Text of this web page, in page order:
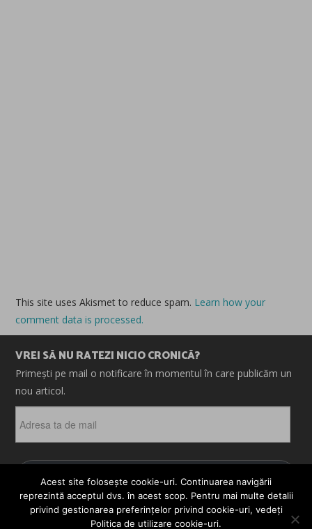
This site uses Akismet to reduce spam. Learn how your
comment data is processed.
VREI SĂ NU RATEZI NICIO CRONICĂ?
Primești pe mail o notificare în momentul în care publicăm un
nou articol.
ta
de
ABONEAZĂ-TE
Acest site folosește cookie-uri. Continuarea navigării
reprezintă acceptul dvs. în acest scop. Pentru mai multe detalii
privind gestionarea preferințelor privind cookie-uri, vedeți
Politica de utilizare cookie-uri.